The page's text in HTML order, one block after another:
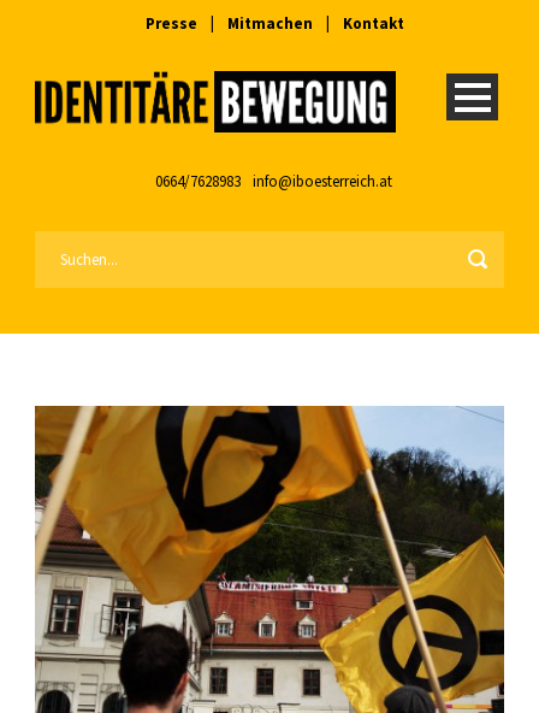
Presse Mitmachen Kontakt
0664/7628983 info@iboesterreich.at